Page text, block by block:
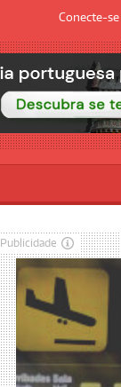
Conecte-se
Publicidade